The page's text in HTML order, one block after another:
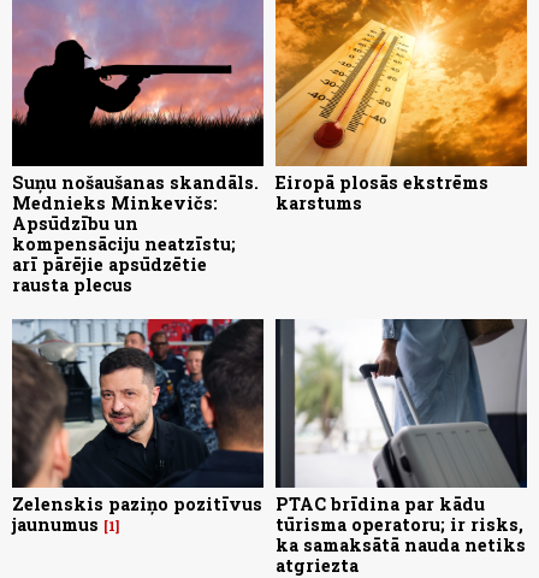
Suņu nošaušanas skandāls.
Mednieks Minkevičs:
Apsūdzību un
kompensāciju neatzīstu;
arī pārējie apsūdzētie
rausta plecus
Eiropā plosās ekstrēms
karstums
Zelenskis paziņo pozitīvus
jaunumus
1
PTAC brīdina par kādu
tūrisma operatoru; ir risks,
ka samaksātā nauda netiks
atgriezta